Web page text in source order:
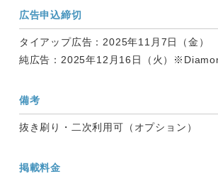
広告申込締切
タイアップ広告：2025年11月7日（金）
純広告：2025年12月16日（火）
備考
抜き刷り・二次利用可（オプション）
掲載料金